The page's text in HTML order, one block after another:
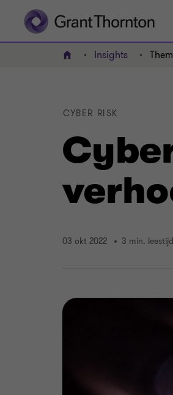
HOME Insights
CYBER RISK
03 okt 2022 3 min. leestijd